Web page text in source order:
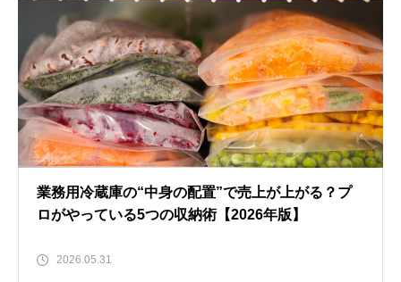
業務用冷蔵庫の“中身の配置”で売上が上がる？プ
ロがやっている5つの収納術【2026年版】
2026.05.31